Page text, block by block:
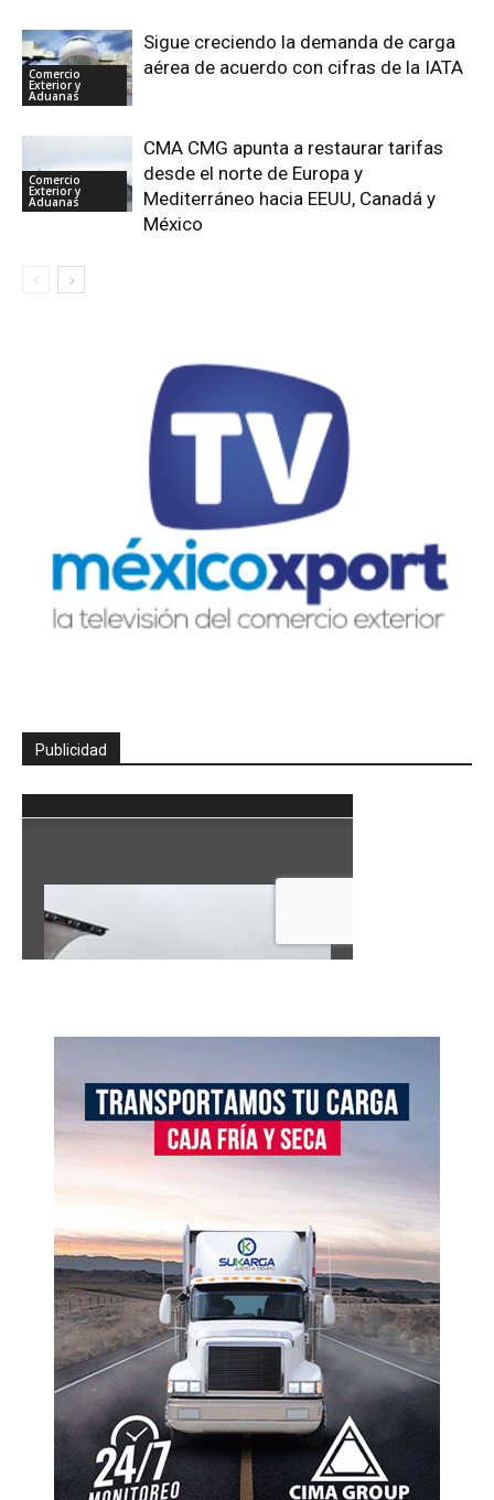
Comercio
Exterior y
Aduanas
Sigue creciendo la demanda de carga
aérea de acuerdo con cifras de la IATA
Comercio
Exterior y
Aduanas
CMA CMG apunta a restaurar tarifas
desde el norte de Europa y
Mediterráneo hacia EEUU, Canadá y
México
Publicidad